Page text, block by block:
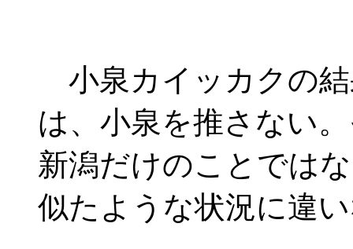
小泉カイッカクの結
は、小泉を推さない
新潟だけのことでは
似たような状況に違